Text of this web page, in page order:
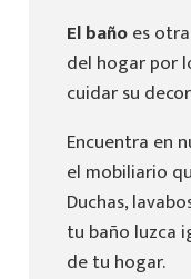
El bañoes
del hogar por
cuidar su
Encuentra en
el mobiliario
Duchas,
tu baño luzca
de tu hogar.